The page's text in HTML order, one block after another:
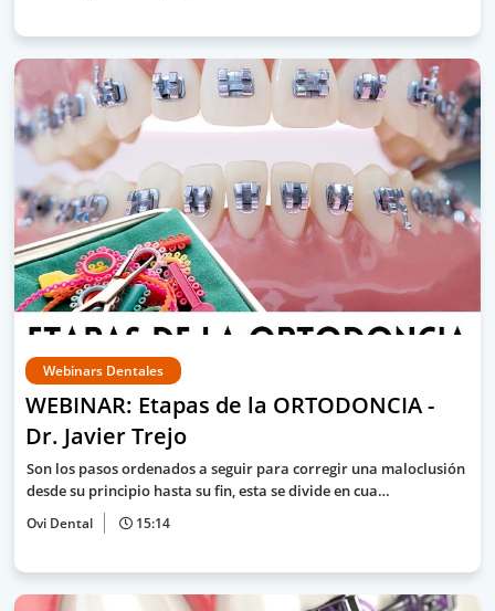
Webinars Dentales
WEBINAR: Etapas de la ORTODONCIA -
Dr. Javier Trejo
Son los pasos ordenados a seguir para corregir una maloclusión
desde su principio hasta su fin, esta se divide en cua…
Ovi Dental 15:14